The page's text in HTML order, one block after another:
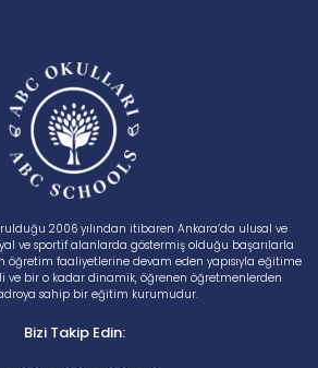
2006 yılından itibaren Ankara’da ulusal ve
ve sportif alanlarda göstermiş olduğu başarılarla
öğretim faaliyetlerine devam eden yapısıyla eğitime
ve bir o kadar dinamik, öğrenen öğretmenlerden
sahip bir eğitim kurumudur.
Bizi Takip Edin: